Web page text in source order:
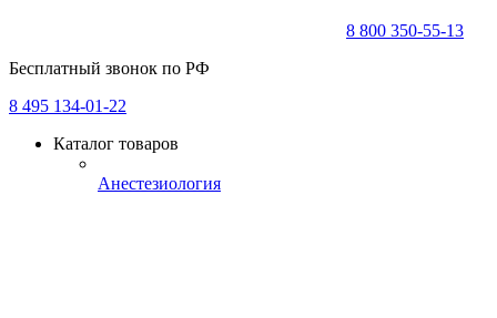
8 800 350-55-13
Бесплатный звонок по РФ
8 495 134-01-22
Каталог товаров
Анестезиология